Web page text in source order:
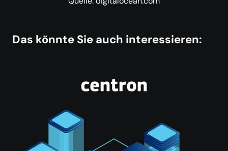
Das könnte Sie auch interessieren: